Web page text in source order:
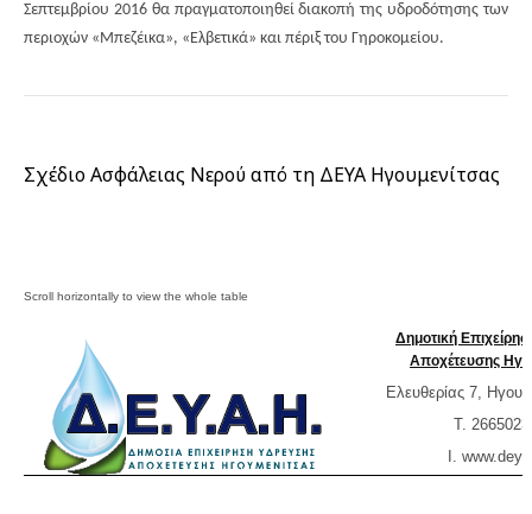
Σεπτεμβρίου 2016 θα πραγματοποιηθεί διακοπή της υδροδότησης των
περιοχών «Μπεζέικα», «Ελβετικά» και πέριξ του Γηροκομείου.
Σχέδιο Ασφάλειας Νερού από τη ΔΕΥΑ Ηγουμενίτσας
Δημοτική
Αποχέτευσης
Ελευθερίας 7,
T.
Ι. www.